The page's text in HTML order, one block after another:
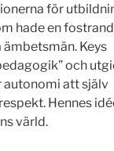
för
hade en
Keys
och
autonomi att själv
Hennes
värld.